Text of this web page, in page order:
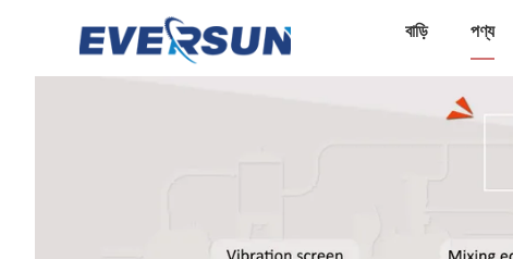
বাড়ি পণ্য